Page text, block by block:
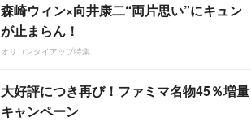
森崎ウィン×向井康二“両片思い”にキュン
が止まらん！
オリコンタイアップ特集
大好評につき再び！ファミマ名物45％増量
キャンペーン